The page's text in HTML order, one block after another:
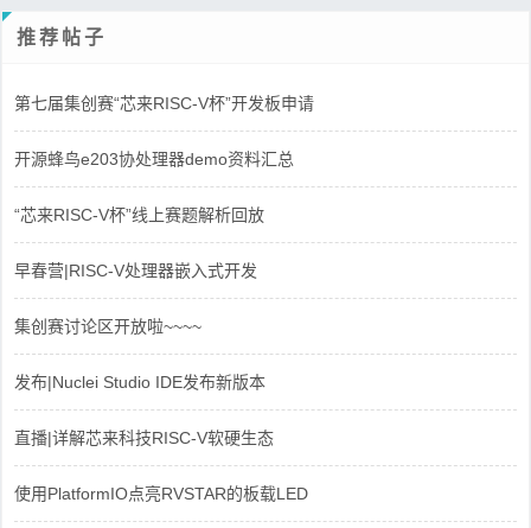
推荐帖子
第七届集创赛“芯来RISC-V杯”开发板申请
开源蜂鸟e203协处理器demo资料汇总
“芯来RISC-V杯”线上赛题解析回放
早春营|RISC-V处理器嵌入式开发
集创赛讨论区开放啦~~~~
发布|Nuclei Studio IDE发布新版本
直播|详解芯来科技RISC-V软硬生态
使用PlatformIO点亮RVSTAR的板载LED